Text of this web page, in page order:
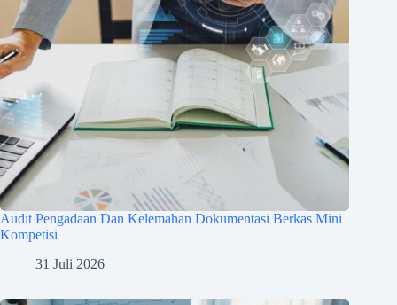
Audit Pengadaan Dan Kelemahan Dokumentasi Berkas Mini
Kompetisi
31 Juli 2026